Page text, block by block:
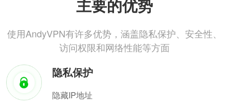
主要的优势
使用AndyVPN有许多优势，涵盖隐私保护、安全性、
访问权限和网络性能等方面
隐私保护
隐藏IP地址